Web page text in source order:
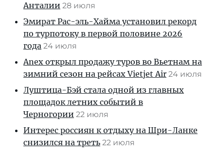
Анталии 28 июля
Эмират Рас-эль-Хайма установил рекорд
по турпотоку в первой половине 2026
года 24 июля
Anex открыл продажу туров во Вьетнам на
зимний сезон на рейсах Vietjet Air 24 июля
Луштица-Бэй стала одной из главных
площадок летних событий в
Черногории 22 июля
Интерес россиян к отдыху на Шри-Ланке
снизился на треть 22 июля